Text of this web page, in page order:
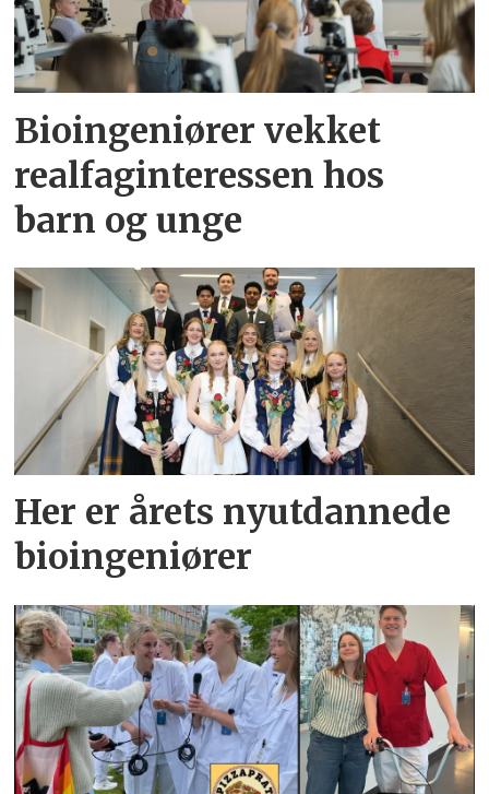
Bioingeniører vekket
realfaginteressen hos
barn og unge
Her er årets nyutdannede
bioingeniører